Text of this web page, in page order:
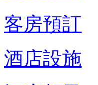
客房預訂
酒店設施